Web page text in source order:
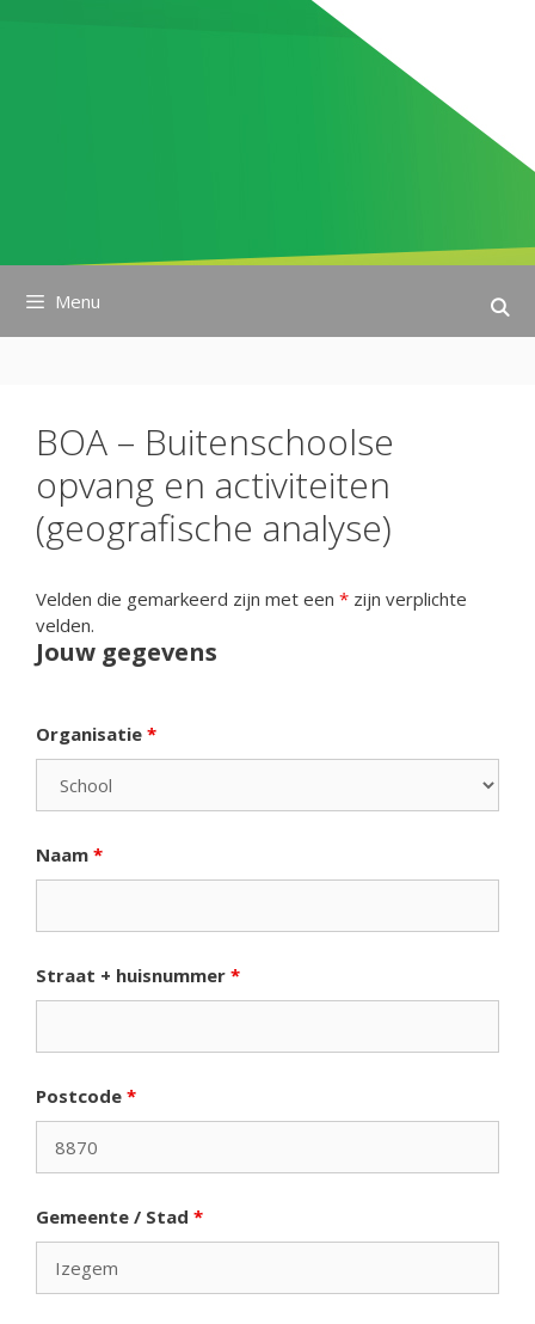
Menu
BOA – Buitenschoolse
opvang en activiteiten
(geografische analyse)
Velden die gemarkeerd zijn met een * zijn verplichte
velden.
Jouw gegevens
Organisatie *
Naam *
Straat + huisnummer *
Postcode *
Gemeente / Stad *